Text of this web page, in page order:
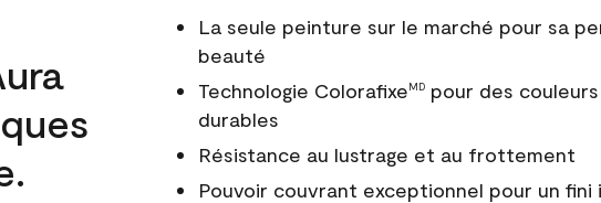
La seule peinture sur le marché pour sa
beauté
Technologie ColorafixeMDpour des
durables
Résistance au lustrage et au frottement
Pouvoir couvrant exceptionnel pour un fini